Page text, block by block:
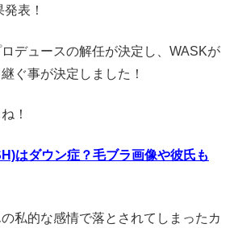
表！
デュースの解任が決定し、WASKが
ぐ事が決定しました！
！
はダウン症？毛ブラ画像や彼氏も
私的な感情で落とされてしまったカ